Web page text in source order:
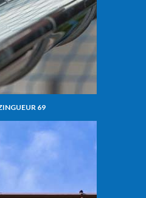
69